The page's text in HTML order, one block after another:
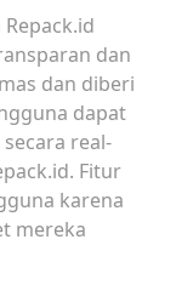
dan
dan diberi
dapat
real-
Fitur
karena
mereka